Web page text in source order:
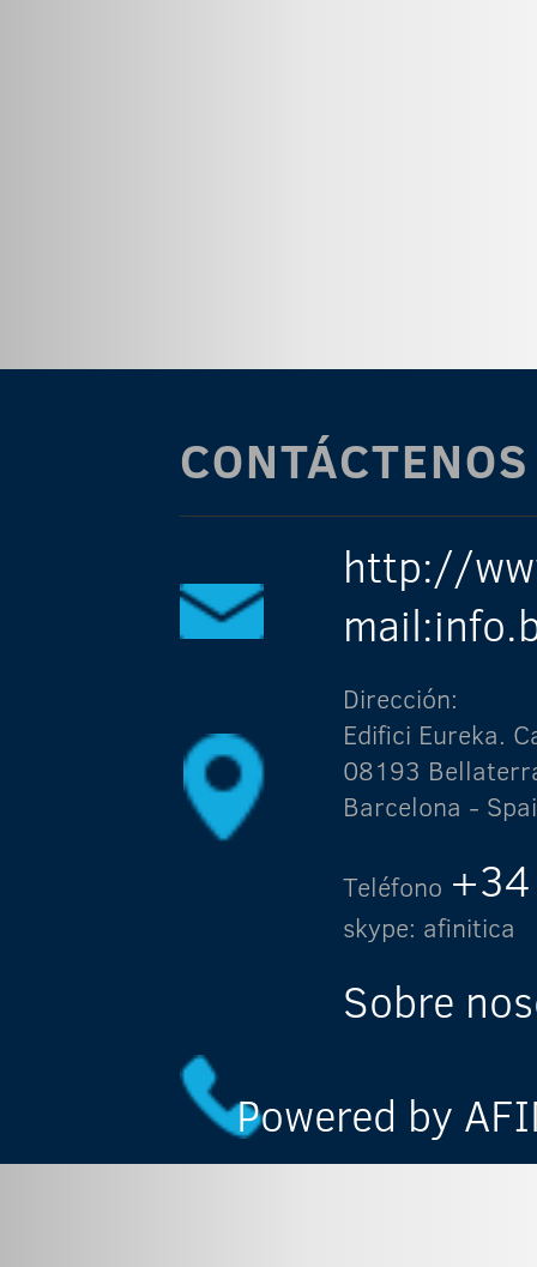
CONTÁCTENOS
http://
Dirección:
Edifici Eureka.
08193
Barcelona -
Teléfono
skype: afinitica
Sobre
Powered by